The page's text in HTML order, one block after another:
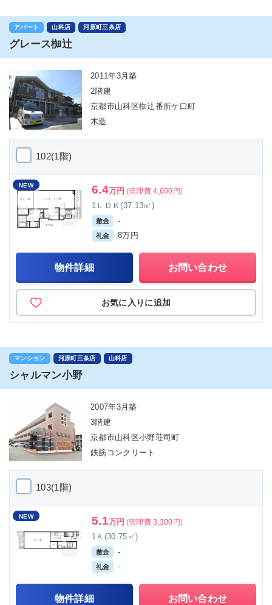
アパート 山科店 河原町三条店
グレース椥辻
2011年3月築
2階建
京都市山科区椥辻番所ケ口町
木造
102(1階)
NEW 6.4万円 (管理費 4,600円)
1ＬＤＫ(37.13㎡)
敷金 -
礼金 8万円
物件詳細 お問い合わせ
お気に入りに追加
マンション 河原町三条店 山科店
シャルマン小野
2007年3月築
3階建
京都市山科区小野荘司町
鉄筋コンクリート
103(1階)
NEW 5.1万円 (管理費 3,300円)
1Ｋ(30.75㎡)
敷金 -
礼金 -
物件詳細 お問い合わせ